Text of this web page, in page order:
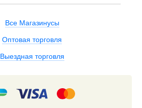
Все Магазинусы
Оптовая торговля
Выездная торговля